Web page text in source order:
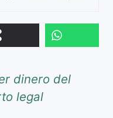
dinero del
legal